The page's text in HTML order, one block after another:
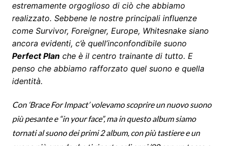
estremamente orgoglioso di ciò che abbiamo
realizzato. Sebbene le nostre principali influenze
come Survivor, Foreigner, Europe, Whitesnake siano
ancora evidenti, c’è quell’inconfondibile suono
Perfect Planche è il centro trainante di tutto. E
penso che abbiamo rafforzato quel suono e quella
identità.
Con ‘Brace For Impact’ volevamo scoprire un nuovo suono
più pesante e “in your face”, ma in questo album siamo
tornati al suono dei primi 2 album, con più tastiere e un